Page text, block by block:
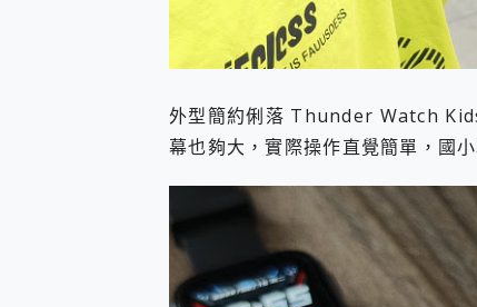
外型簡約俐落 Thunder Watch
幕也夠大，實際操作直覺簡單，國